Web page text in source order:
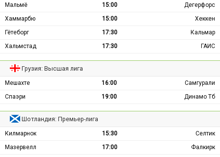
Мальмё 15:00
Дегерфорс
Хаммарбю
15:00
Хеккен
Гётеборг
17:30
Кальмар
Хальмстад
17:30 ГАИС
Грузия: Высшая лига
Мешахте 16:00
Самгурали
Спаэри
19:00 Динамо Тб
Шотландия: Премьер-лига
Килмарнок 15:30
Селтик
Мазервелл
17:00
Фалкирк